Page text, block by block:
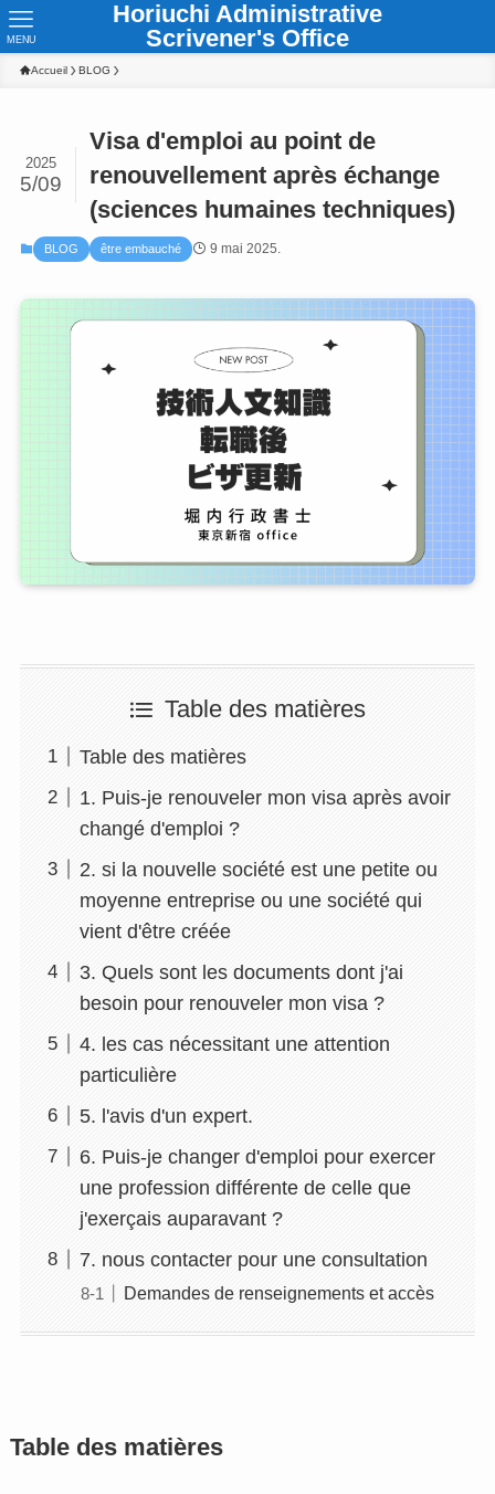
Horiuchi Administrative
Scrivener's Office
MENU
Accueil BLOG
Visa d'emploi au point de
renouvellement après échange
(sciences humaines techniques)
2025
5/09
BLOG être embauché 9 mai 2025.
Table des matières
Table des matières
1. Puis-je renouveler mon visa après avoir
changé d'emploi ?
2. si la nouvelle société est une petite ou
moyenne entreprise ou une société qui
vient d'être créée
3. Quels sont les documents dont j'ai
besoin pour renouveler mon visa ?
4. les cas nécessitant une attention
particulière
5. l'avis d'un expert.
6. Puis-je changer d'emploi pour exercer
une profession différente de celle que
j'exerçais auparavant ?
7. nous contacter pour une consultation
Demandes de renseignements et accès
Table des matières